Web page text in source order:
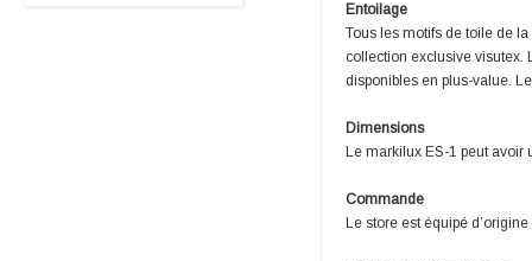
Entoilage
Tous les motifs de toile de
collection exclusive visutex.
disponibles en plus-value.
Dimensions
Le markilux ES-1 peut
Commande
Le store est équipé